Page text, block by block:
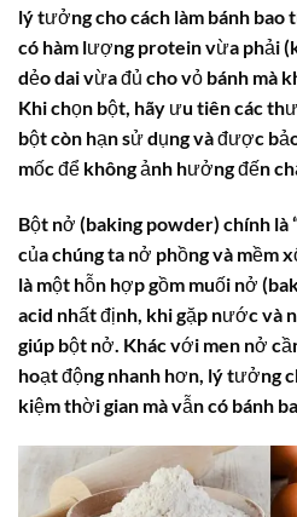
lý tưởng chocách làm bánh bao
có hàm lượng protein vừa phải
dẻo dai vừa đủ cho vỏ bánh mà
Khi chọn bột, hãy ưu tiên các
bột còn hạn sử dụng và được
mốc để không ảnh hưởng đến
Bột nở (baking powder) chính là
của chúng ta nở phồng và mềm
là một hỗn hợp gồm muối nở
acid nhất định, khi gặp nước và
giúp bột nở. Khác với men nở
hoạt động nhanh hơn, lý tưởng
kiệm thời gian mà vẫn có bánh